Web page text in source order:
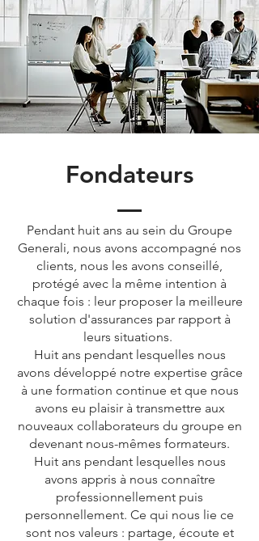
Fondateurs
Pendant huit ans au sein du Groupe
Generali, nous avons accompagné nos
clients, nous les avons conseillé,
protégé avec la même intention à
chaque fois : leur proposer la meilleure
solution d'assurances par rapport à
leurs situations.
Huit ans pendant lesquelles nous
avons développé notre expertise grâce
à une formation continue et que nous
avons eu plaisir à transmettre aux
nouveaux collaborateurs du groupe en
devenant nous-mêmes formateurs.
Huit ans pendant lesquelles nous
avons appris à nous connaître
professionnellement puis
personnellement. Ce qui nous lie ce
sont nos valeurs : partage, écoute et